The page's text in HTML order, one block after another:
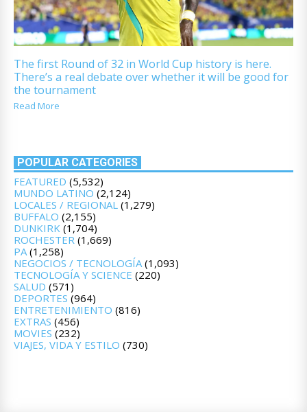
The first Round of 32 in World Cup history is here.
There’s a real debate over whether it will be good for
the tournament
Read More
POPULAR CATEGORIES
FEATURED (5,532)
MUNDO LATINO (2,124)
LOCALES / REGIONAL (1,279)
BUFFALO (2,155)
DUNKIRK (1,704)
ROCHESTER (1,669)
PA(1,258)
NEGOCIOS / TECNOLOGÍA(1,093)
TECNOLOGÍA Y SCIENCE (220)
SALUD (571)
DEPORTES (964)
ENTRETENIMIENTO (816)
EXTRAS (456)
MOVIES (232)
VIAJES, VIDA Y ESTILO (730)